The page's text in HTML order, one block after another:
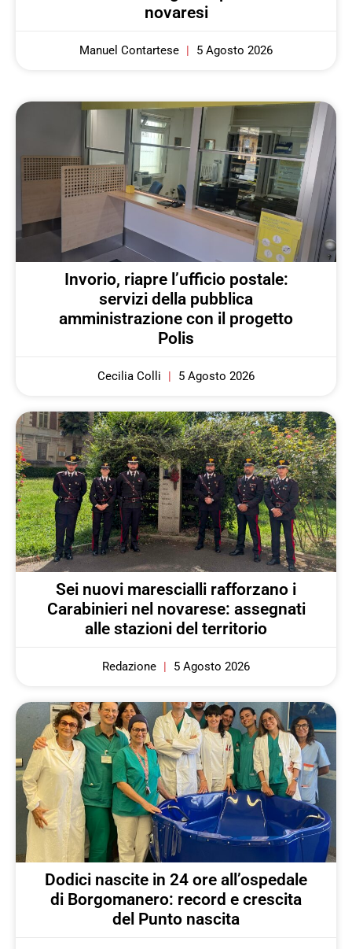
novaresi
Manuel Contartese 5 Agosto 2026
Invorio, riapre l’ufficio postale:
servizi della pubblica
amministrazione con il progetto
Polis
Cecilia Colli 5 Agosto 2026
Sei nuovi marescialli rafforzano i
Carabinieri nel novarese: assegnati
alle stazioni del territorio
Redazione 5 Agosto 2026
Dodici nascite in 24 ore all’ospedale
di Borgomanero: record e crescita
del Punto nascita